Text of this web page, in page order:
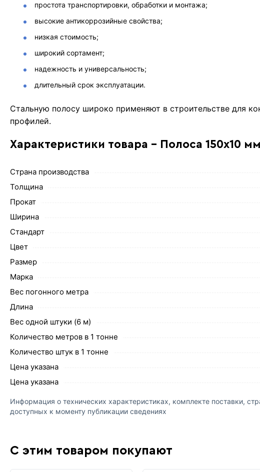
простота транспортировки, обработки и монтажа;
высокие антикоррозийные свойства;
низкая стоимость;
широкий сортамент;
надежность и универсальность;
длительный срок эксплуатации.
Стальную полосу широко применяют в строительстве для
профилей.
Характеристики товара - Полоса 150х10 мм
Страна производства
Толщина
Прокат
Ширина
Стандарт
Цвет
Размер
Марка
Вес погонного метра
Длина
Вес одной штуки (6 м)
Количество метров в 1 тонне
Количество штук в 1 тонне
Цена указана
Цена указана
Информация о технических характеристиках, комплекте поставки,
доступных к моменту публикации сведениях
С этим товаром покупают